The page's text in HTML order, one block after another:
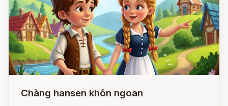
Chàng hansen khôn ngoan